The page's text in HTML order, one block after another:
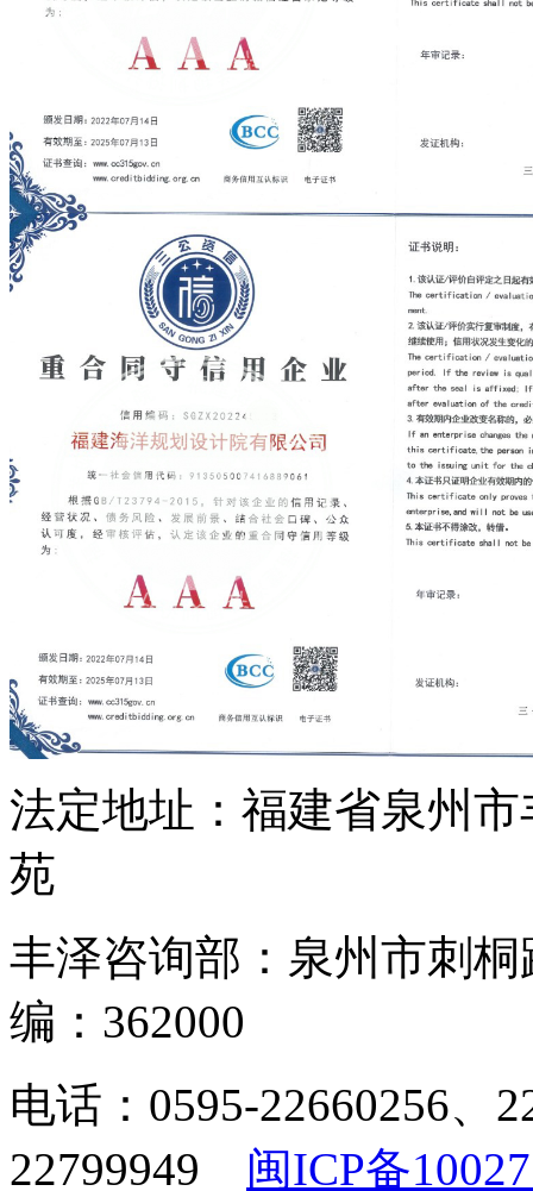
法定地址：福建省泉州
苑
丰泽咨询部：泉州市刺
编：362000
电话：0595-22660256、
22799949 闽ICP备